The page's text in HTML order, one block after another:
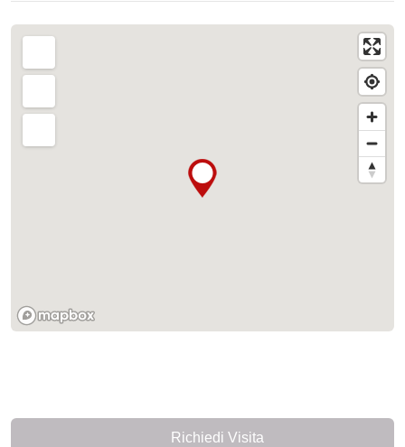
Richiedi Visita